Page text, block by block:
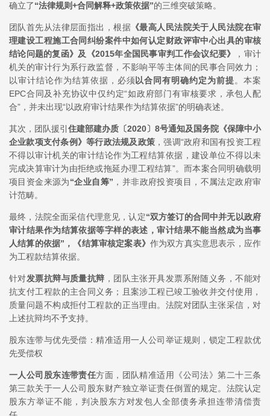
确立了“法律规则+合同解释+政策依据”的三维突破策略。
团队首先从法律层面指出，根据 《最高人民法院关于人民法院在审
理建设工程施工合同纠纷案件中如何认定财政评审中心出具的审核
结论问题的复函》及《2015年全国民事审判工作会议纪要》
，审计
机关的审计行为系行政监督，不影响平等主体间的民事合同效力；
以审计结论作为结算依据，必须 以合同有明确约定为前提。本案
EPC合同及补充协议中仅约定“如政府部门有审核要求，承包人配
合”，并未出现“以政府审计结果作为结算依据”的明确表述。
其次，团队援引 住建部建办质〔2020〕8号通知及国务院《保障中小
企业款项支付条例》等行政法规及政策 ，强调“政府和国有投资工程
不得以审计机关的审计结论作为工程结算依据，建设单位不得以未
完成决算审计为由拒绝或拖延办理工程结算”。而本案合同明确载明
项目资金来源为“企业自筹” ，并非政府投资项目，不属法定政府审
计范畴。
最终，法院全面采信代理意见，认定“双方签订的合同中并无以政府
审计结果作为结算依据等字样的表述，审计结果不能当然成为当事
人结算的依据”，《结算审核定案表》 作为双方真实意思表示，应作
为工程款结算依据。
针对发票抗辩与质量抗辩 ，团队主张开具发票系附随义务，不能对
抗支付工程款的主合同义务；且案涉工程已竣工验收并交付使用，
质量问题不构成拒付工程款的正当理由。法院对团队主张采信，对
上述抗辩均不予支持。
股东连带与优先受偿：精准适用一人公司举证规则，锁定工程款优
先受偿权
一人公司股东连带责任方面，团队精准适用《公司法》第二十三条
第三款关于一人公司股东财产独立举证责任倒置的规定。法院认定
股东方举证不能，判决股东方对发包人全部债务承担连带清偿责